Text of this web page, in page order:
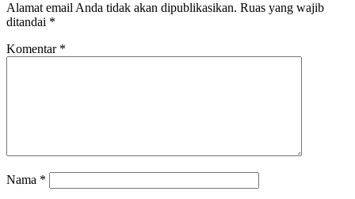
Alamat email Anda tidak akan dipublikasikan. Ruas yang wajib
ditandai *
Komentar *
Nama *